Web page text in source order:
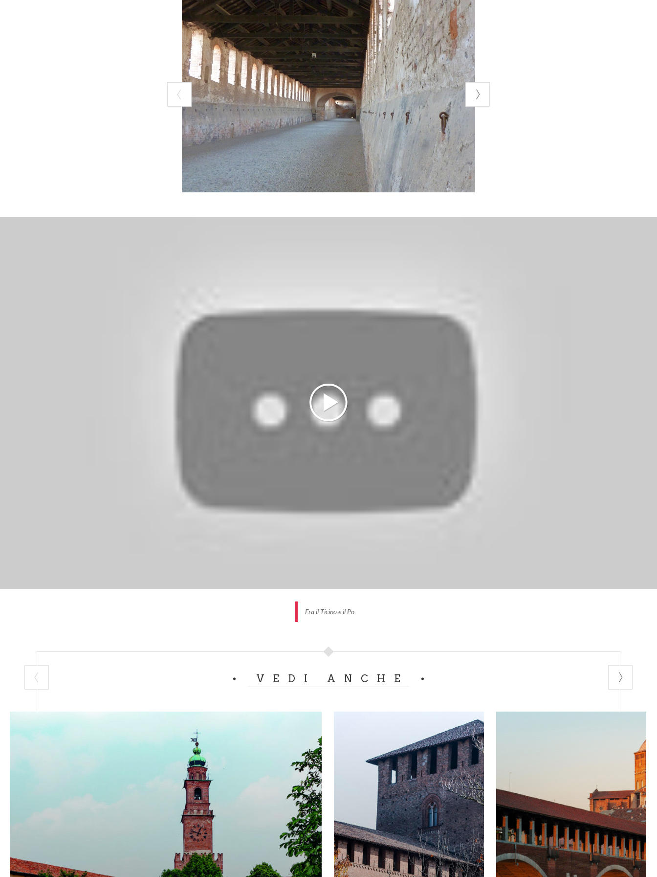
Rocchetta (edificio del XIX secolo), e attraverso la “Ciclovia del Po” che passa nei comuni
di Portalbera, San Cipriano Po, Albaredo Arnaboldi (Pieve di S. Giovanni Battista) e
Mezzanino (Museo del Po) si giunge al Ponte della Becca. Da quest’ultimo, sempre
seguendo l’anello ciclopedonale di Vaccarizza, si giunge a Valle Salimbene,
amministrazione che si è impegnata per la realizzazione di materiale storico-informativo
relativo alla “Chiesa dei Templari” e da qui in direzione Pavia - via Scagliona, attraverso i
percorsi lungo la riva sinistra del Ticino, si raggiunge il Capoluogo.
Numerosi sono inoltre i poli attrattori che possiamo ritrovare a Pavia: dal mondo
dell’architettura, ai sistemi museali, passando per i navigli che la intersecano.
Particolarmente significativo è l’intervento attuato dalla Provincia Ligure dell’Ordine
Eremitano di Sant’Agostino che ha realizzato il Chiostro nel Complesso Conventuale
adiacente la Basilica di San Pietro in Ciel D’oro, nota perché conserva le spoglie di
Sant’Agostino, Severino Boezio e del re Longobardo Liutprando. Uscendo da Pavia
della Sforzesca”, frazione a pochi chilometri di strada da Vigevano, che si compone di
diversi complessi monumentali nati in successivi momenti storici, fra
cui il “Colombarone”, eretto nel 1486 da Ludovico il Moro.
Fra il Ticino e il Po
VEDI ANCHE